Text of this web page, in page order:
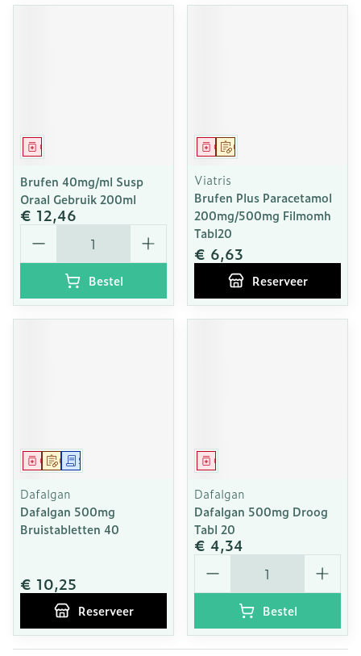
Geneesmiddel
Brufen 40mg/ml Susp
Oraal Gebruik 200ml
€ 12,46
Aantal
Bestel
Op voorschrift
Geneesmiddel
Viatris
Brufen Plus Paracetamol
200mg/500mg Filmomh
Tabl20
€ 6,63
Reserveer
Op voorschrift
GeneesmiddelSchriftelijke aanvraag
Dafalgan
Dafalgan 500mg
Bruistabletten 40
€ 10,25
Reserveer
Geneesmiddel
Dafalgan
Dafalgan 500mg Droog
Tabl 20
€ 4,34
Aantal
Bestel